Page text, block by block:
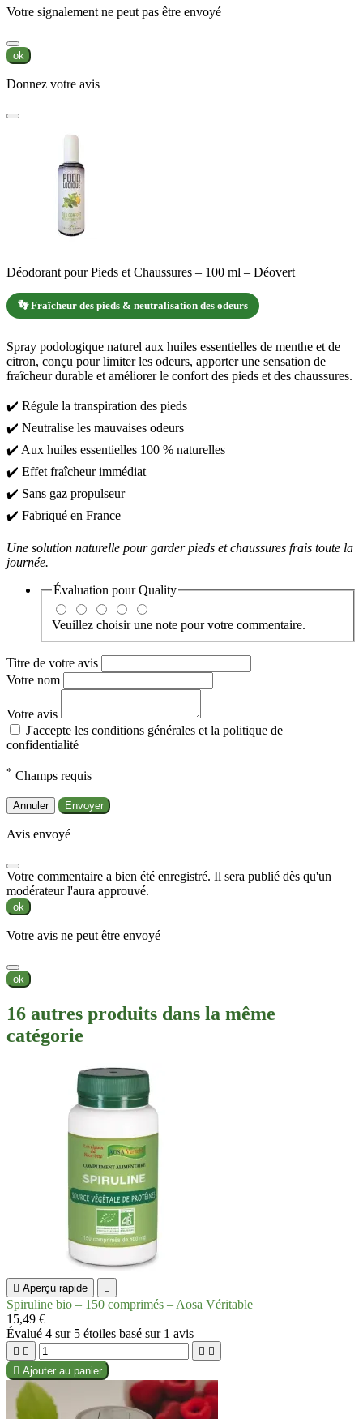
Votre signalement ne peut pas être envoyé
ok
Donnez votre avis
Déodorant pour Pieds et Chaussures – 100 ml – Déovert
👣 Fraîcheur des pieds & neutralisation des odeurs
Spray podologique naturel aux huiles essentielles de menthe et de
citron, conçu pour limiter les odeurs, apporter une sensation de
fraîcheur durable et améliorer le confort des pieds et des chaussures.
✔️ Régule la transpiration des pieds
✔️ Neutralise les mauvaises odeurs
✔️ Aux huiles essentielles 100 % naturelles
✔️ Effet fraîcheur immédiat
✔️ Sans gaz propulseur
✔️ Fabriqué en France
Une solution naturelle pour garder pieds et chaussures frais toute la
journée.
Évaluation pour Quality
Veuillez choisir une note pour votre commentaire.
Titre de votre avis
Votre nom
Votre avis
J'accepte les conditions générales et la politique de
confidentialité
* Champs requis
Annuler Envoyer
Avis envoyé
Votre commentaire a bien été enregistré. Il sera publié dès qu'un
modérateur l'aura approuvé.
ok
Votre avis ne peut être envoyé
ok
16 autres produits dans la même
catégorie
 Aperçu rapide 
Spiruline bio – 150 comprimés – Aosa Véritable
15,49 €
Évalué 4 sur 5 étoiles basé sur 1 avis
   
 Ajouter au panier